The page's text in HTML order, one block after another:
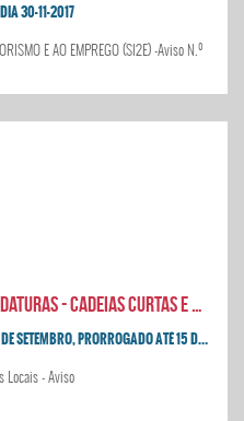
30-11-2017
E AO EMPREGO (SI2E) -Aviso N.º
Anúncio de abertura de candidaturas - Cadeias Curtas e Mercados Locais
PRORROGADO ATÉ 15 DE DEZEMBRO DE 2017
Locais - Aviso